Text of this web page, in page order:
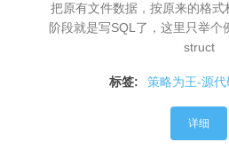
把原有文件数据，按原来的格
阶段就是写SQL了，这里只举个
struct
标签: 策略为王-源代
详细